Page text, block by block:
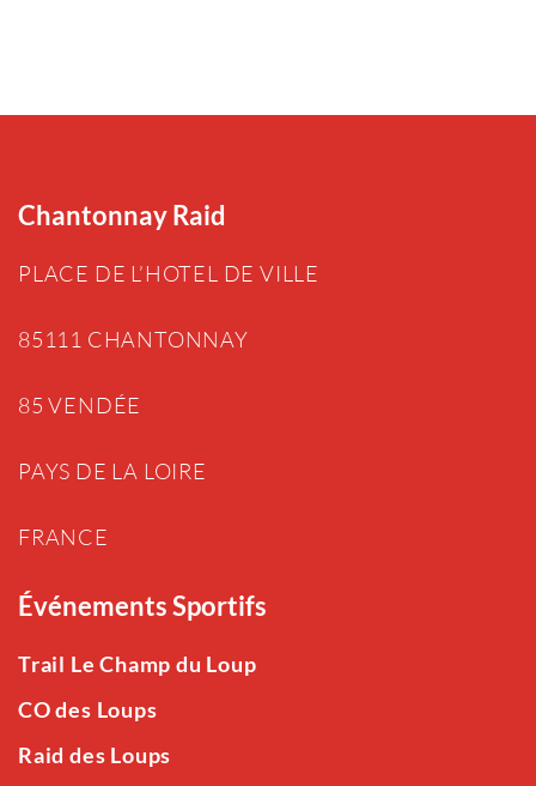
Chantonnay Raid
PLACE DE L’HOTEL DE VILLE
85111 CHANTONNAY
85 VENDÉE
PAYS DE LA LOIRE
FRANCE
Événements Sportifs
Trail Le Champ du Loup
CO des Loups
Raid des Loups